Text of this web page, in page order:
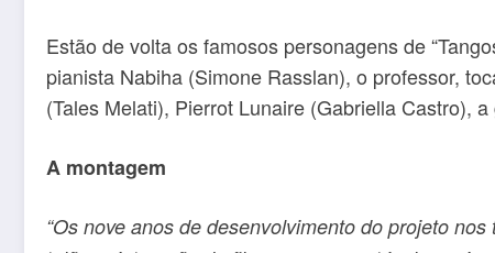
Estão de volta os famosos personagens de
pianista Nabiha (Simone Rasslan), o professor,
(Tales Melati), Pierrot Lunaire (Gabriella Castro),
A montagem
“Os nove anos de desenvolvimento do projeto